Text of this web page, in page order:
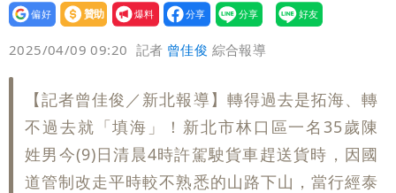
設為
贊助
我要
爆料
2025/04/09 09:20 記者 曾佳俊 綜合報導
【記者曾佳俊／新北報導】轉得過去是拓海、轉
不過去就「填海」！新北市林口區一名35歲陳
姓男今(9)日清晨4時許駕駛貨車趕送貨時，因國
道管制改走平時較不熟悉的山路下山，當行經泰